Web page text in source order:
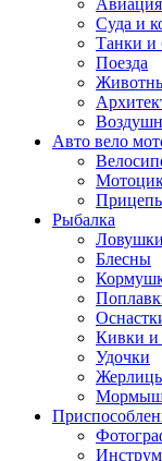
Авиация
Суда и
Танки и
Поезда
Авто вело
Рыбалка
Ловушки
Блесны
Кивки и
Удочки